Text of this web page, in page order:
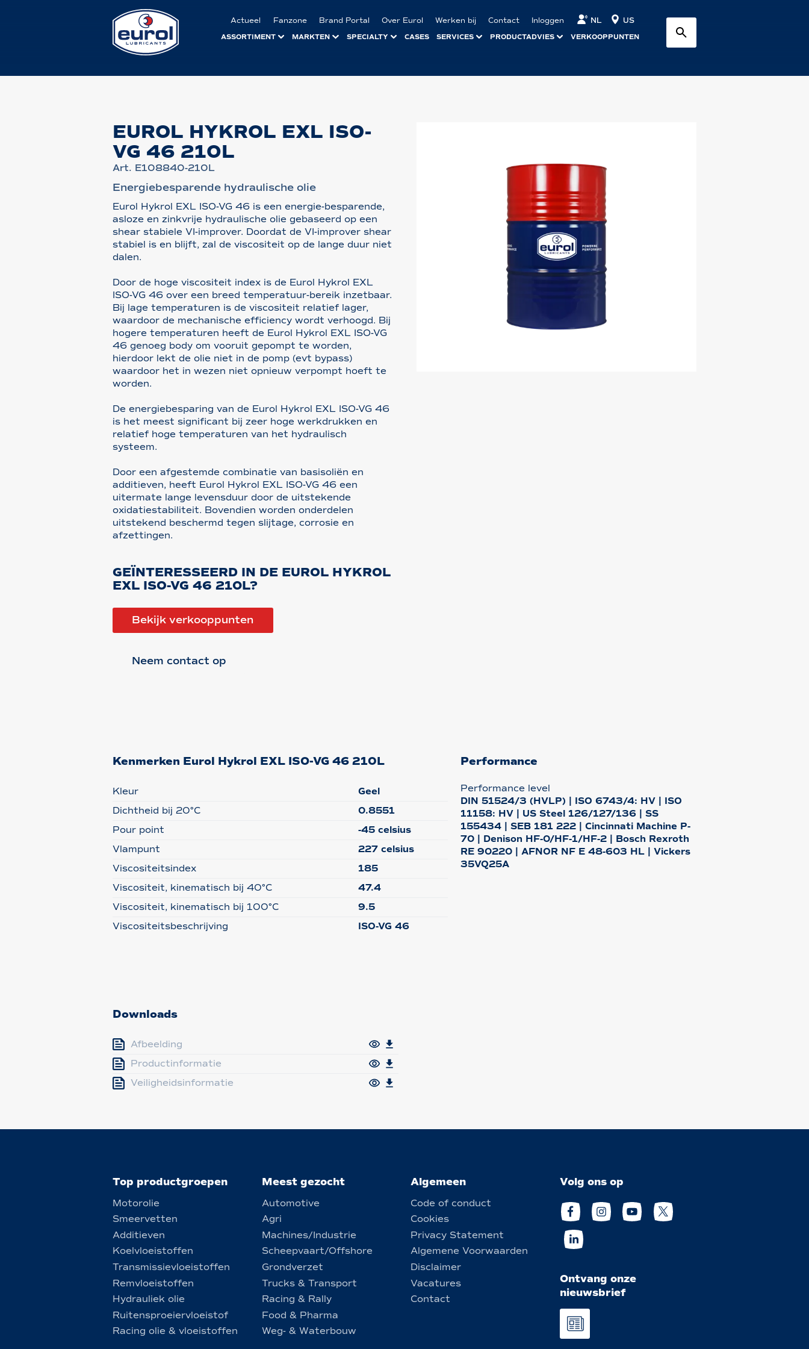
Actueel Fanzone Brand Portal Over Eurol Werken bij Contact Inloggen NL US
ASSORTIMENT MARKTEN SPECIALTY CASES SERVICES PRODUCTADVIES VERKOOPPUNTEN
EUROL HYKROL EXL ISO-
VG 46 210L
Art. E108840-210L
Energiebesparende hydraulische olie
Eurol Hykrol EXL ISO-VG 46 is een energie-besparende,
asloze en zinkvrije hydraulische olie gebaseerd op een
shear stabiele VI-improver. Doordat de VI-improver shear
stabiel is en blijft, zal de viscositeit op de lange duur niet
dalen.
Door de hoge viscositeit index is de Eurol Hykrol EXL
ISO-VG 46 over een breed temperatuur-bereik inzetbaar.
Bij lage temperaturen is de viscositeit relatief lager,
waardoor de mechanische efficiency wordt verhoogd. Bij
hogere temperaturen heeft de Eurol Hykrol EXL ISO-VG
46 genoeg body om vooruit gepompt te worden,
hierdoor lekt de olie niet in de pomp (evt bypass)
waardoor het in wezen niet opnieuw verpompt hoeft te
worden.
De energiebesparing van de Eurol Hykrol EXL ISO-VG 46
is het meest significant bij zeer hoge werkdrukken en
relatief hoge temperaturen van het hydraulisch
systeem.
Door een afgestemde combinatie van basisoliën en
additieven, heeft Eurol Hykrol EXL ISO-VG 46 een
uitermate lange levensduur door de uitstekende
oxidatiestabiliteit. Bovendien worden onderdelen
uitstekend beschermd tegen slijtage, corrosie en
afzettingen.
GEÏNTERESSEERD IN DE EUROL HYKROL
EXL ISO-VG 46 210L?
Bekijk verkooppunten
Neem contact op
Kenmerken Eurol Hykrol EXL ISO-VG 46 210L
Kleur
Geel
Dichtheid bij 20°C
0.8551
Pour point
-45 celsius
Vlampunt
227 celsius
Viscositeitsindex
185
Viscositeit, kinematisch bij 40°C
47.4
Viscositeit, kinematisch bij 100°C
9.5
Viscositeitsbeschrijving
ISO-VG 46
Performance
Performance level
DIN 51524/3 (HVLP) | ISO 6743/4: HV | ISO
11158: HV | US Steel 126/127/136 | SS
155434 | SEB 181 222 | Cincinnati Machine P-
70 | Denison HF-0/HF-1/HF-2 | Bosch Rexroth
RE 90220 | AFNOR NF E 48-603 HL | Vickers
35VQ25A
Downloads
Afbeelding
Productinformatie
Veiligheidsinformatie
Top productgroepen
Motorolie
Smeervetten
Additieven
Koelvloeistoffen
Transmissievloeistoffen
Remvloeistoffen
Hydrauliek olie
Ruitensproeiervloeistof
Racing olie & vloeistoffen
Meest gezocht
Automotive
Agri
Machines/Industrie
Scheepvaart/Offshore
Grondverzet
Trucks & Transport
Racing & Rally
Food & Pharma
Weg- & Waterbouw
Algemeen
Code of conduct
Cookies
Privacy Statement
Algemene Voorwaarden
Disclaimer
Vacatures
Contact
Volg ons op
Ontvang onze
nieuwsbrief